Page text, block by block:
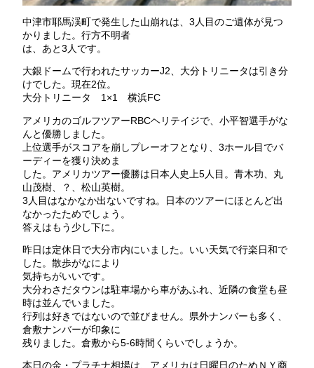
中津市耶馬渓町で発生した山崩れは、3人目のご遺体が見つ
かりました。行方不明者
は、あと3人です。
大銀ドームで行われたサッカーJ2、大分トリニータは引き分
けでした。現在2位。
大分トリニータ 1×1 横浜FC
アメリカのゴルフツアーRBCヘリテイジで、小平智選手がな
んと優勝しました。
上位選手がスコアを崩しプレーオフとなり、3ホール目でバ
ーディーを獲り決めま
した。アメリカツアー優勝は日本人史上5人目。青木功、丸
山茂樹、？、松山英樹。
3人目はなかなか出ないですね。日本のツアーにほとんど出
なかったためでしょう。
答えはもう少し下に。
昨日は定休日で大分市内にいました。いい天気で行楽日和で
した。散歩がなにより
気持ちがいいです。
大分わさだタウンは駐車場から車があふれ、近隣の食堂も昼
時は並んでいました。
行列は好きではないので並びません。県外ナンバーも多く、
倉敷ナンバーが印象に
残りました。倉敷から5‐6時間くらいでしょうか。
本日の金・プラチナ相場は、アメリカは日曜日のためＮＹ商